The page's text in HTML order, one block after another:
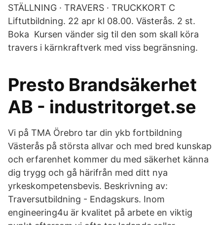
STÄLLNING · TRAVERS · TRUCKKORT C
Liftutbildning. 22 apr kl 08.00. Västerås. 2 st.
Boka​ Kursen vänder sig til den som skall köra
travers i kärnkraftverk med viss begränsning.
Presto Brandsäkerhet
AB - industritorget.se
Vi på TMA Örebro tar din ykb fortbildning
Västerås på största allvar och med bred kunskap
och erfarenhet kommer du med säkerhet känna
dig trygg och gå härifrån med ditt nya
yrkeskompetensbevis. Beskrivning av:
Traversutbildning - Endagskurs. Inom
engineering4u är kvalitet på arbete en viktig